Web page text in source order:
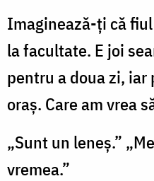
Imaginează-ţi că
la facultate. E joi
pentru a doua zi,
oraş. Care am vrea
„Sunt un leneş.”
vremea.”